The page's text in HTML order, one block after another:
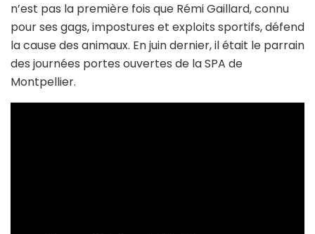
n’est pas la première fois que Rémi Gaillard, connu
pour ses gags, impostures et exploits sportifs, défend
la cause des animaux. En juin dernier, il était le parrain
des journées portes ouvertes de la SPA de
Montpellier.